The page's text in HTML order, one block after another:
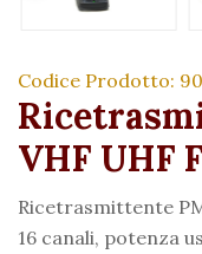
Codice Prodotto:
VHF UHF
Ricetrasmittente
16 canali, potenza